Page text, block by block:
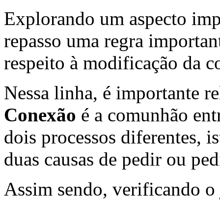
Explorando um aspecto
repasso uma regra
respeito à modificação da
Nessa linha, é importante
Conexão é a comunhão
dois processos diferentes,
duas causas de pedir ou
Assim sendo, verificando